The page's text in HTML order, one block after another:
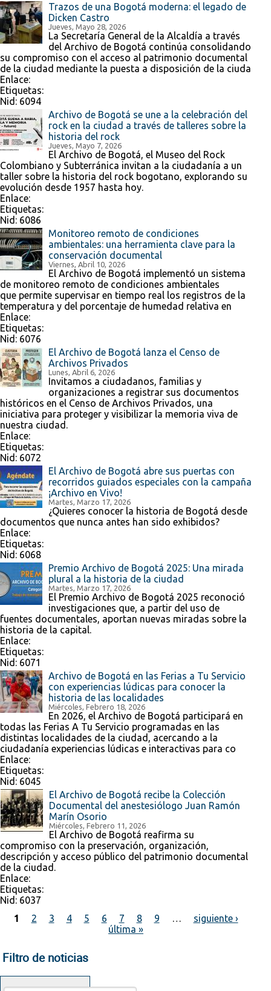
Trazos de una Bogotá moderna: el legado de
Dicken Castro
Jueves, Mayo 28, 2026
La Secretaría General de la Alcaldía a través
del Archivo de Bogotá continúa consolidando
su compromiso con el acceso al patrimonio documental
de la ciudad mediante la puesta a disposición de la ciuda
Enlace:
Etiquetas:
Nid: 6094
Archivo de Bogotá se une a la celebración del
rock en la ciudad a través de talleres sobre la
historia del rock
Jueves, Mayo 7, 2026
El Archivo de Bogotá, el Museo del Rock
Colombiano y Subterránica invitan a la ciudadanía a un
taller sobre la historia del rock bogotano, explorando su
evolución desde 1957 hasta hoy.
Enlace:
Etiquetas:
Nid: 6086
Monitoreo remoto de condiciones
ambientales: una herramienta clave para la
conservación documental
Viernes, Abril 10, 2026
El Archivo de Bogotá implementó un sistema
de monitoreo remoto de condiciones ambientales
que permite supervisar en tiempo real los registros de la
temperatura y del porcentaje de humedad relativa en
Enlace:
Etiquetas:
Nid: 6076
El Archivo de Bogotá lanza el Censo de
Archivos Privados
Lunes, Abril 6, 2026
Invitamos a ciudadanos, familias y
organizaciones a registrar sus documentos
históricos en el Censo de Archivos Privados, una
iniciativa para proteger y visibilizar la memoria viva de
nuestra ciudad.
Enlace:
Etiquetas:
Nid: 6072
El Archivo de Bogotá abre sus puertas con
recorridos guiados especiales con la campaña
¡Archivo en Vivo!
Martes, Marzo 17, 2026
¿Quieres conocer la historia de Bogotá desde
documentos que nunca antes han sido exhibidos?
Enlace:
Etiquetas:
Nid: 6068
Premio Archivo de Bogotá 2025: Una mirada
plural a la historia de la ciudad
Martes, Marzo 17, 2026
El Premio Archivo de Bogotá 2025 reconoció
investigaciones que, a partir del uso de
fuentes documentales, aportan nuevas miradas sobre la
historia de la capital.
Enlace:
Etiquetas:
Nid: 6071
Archivo de Bogotá en las Ferias a Tu Servicio
con experiencias lúdicas para conocer la
historia de las localidades
Miércoles, Febrero 18, 2026
En 2026, el Archivo de Bogotá participará en
todas las Ferias A Tu Servicio programadas en las
distintas localidades de la ciudad, acercando a la
ciudadanía experiencias lúdicas e interactivas para co
Enlace:
Etiquetas:
Nid: 6045
El Archivo de Bogotá recibe la Colección
Documental del anestesiólogo Juan Ramón
Marín Osorio
Miércoles, Febrero 11, 2026
El Archivo de Bogotá reafirma su
compromiso con la preservación, organización,
descripción y acceso público del patrimonio documental
de la ciudad.
Enlace:
Etiquetas:
Nid: 6037
1 2 3 4 5 6 7 8 9 …
siguiente ›
última »
Filtro de noticias